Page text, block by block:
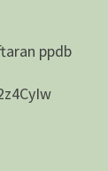
ppdb